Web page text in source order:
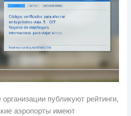
публикуют рейтинги,
аэропорты имеют